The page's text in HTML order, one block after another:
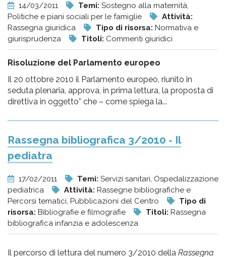
14/03/2011 Temi: Sostegno alla maternità,
Politiche e piani sociali per le famiglie
Attività:
Rassegna giuridica
Tipo di risorsa: Normativa e
giurisprudenza
Titoli: Commenti giuridici
Risoluzione del Parlamento europeo
Il 20 ottobre 2010 il Parlamento europeo, riunito in
seduta plenaria, approva, in prima lettura, la proposta di
direttiva in oggetto* che – come spiega la...
Rassegna bibliografica 3/2010 - Il
pediatra
17/02/2011 Temi: Servizi sanitari, Ospedalizzazione
pediatrica
Attività: Rassegne bibliografiche e
Percorsi tematici, Pubblicazioni del Centro
Tipo di
risorsa: Bibliografie e filmografie Titoli: Rassegna
bibliografica infanzia e adolescenza
Il percorso di lettura del numero 3/2010 della Rassegna